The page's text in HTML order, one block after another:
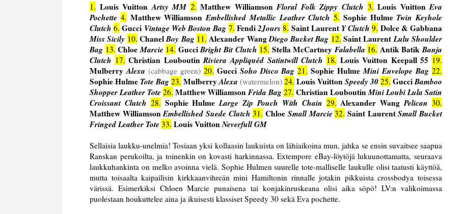
1. Louis VuittonArtsy MM 2. Matthew WilliamsonFloral Folk Zippy Clutch 3. Louis VuittonEva
Pochette 4. Matthew WilliamsonEmbellished Metallic Leather Clutch 5. Sophie Hulme Twin Keyhole
Clutch 6. Gucci Vintage Web Boston Bag 7. Fendi2Jours 8. Saint Laurent Y Clutch 9. Dolce & Gabbana
Miss Sicily 10. ChanelBoy Bag 11. Alexander WangDiego Bucket Bag 12. Saint LaurentLulu Shoulder
Bag 13. ChloeMarcie 14. GucciBright Bit Clutch 15. Stella McCartney Falabella 16. Antik BatikBanja
Clutch 17. Christian LouboutinRiviera Appliquéd Satintwill Clutch 18. Louis Vuitton Keepall 55 19.
MulberryAlexa (cabbage green) 20. Gucci Soho Disco Bag 21. Sophie HulmeMini Envelope Bag 22.
Sophie Hulme Tote Bag 23. MulberryAlexa (watermelon) 24. Louis VuittonSpeedy 30 25. GucciBamboo
Shopper Leather Tote 26. Matthew WilliamsonFrida Bag 27. Christian LouboutinMini Loubi Lula Satin
Croissant Clutch 28. Sophie HulmeLarge Zip Pouch With Chain 29. Alexander WangPelican 30.
Matthew WilliamsonEmbellished Suede Clutch 31. Chloe Small Marcie 32. Saint LaurentSmall Bucket
Fringed Leather Tote 33. Louis VuittonNeverfull GM
Sellaisia laukku-unelmia! Tosiaan yksi kollaasin laukuista on lähiaikoina mun, jahka se ensin suvaitsee saapua
Ranskan perukoilta, ja toinenkin on kovasti harkinnassa. Extempore eBay-löytöjä lukuunottamatta, seuraava
laukkuhankinta on melko avoinna vielä. Sophie Hulmen suurelle tote-malliselle laukulle olisi taatusti käyttöä,
mutta toisaalta kaipailisin kirkkaanvihreän mini Hamiltonin rinnalle jotakin pikkuista crossbodya toisessa
värissä. Esimerkiksi Chloen Marcie punaisena tai konjakinruskeana olisi aika söpö! LV:n valikoimassa
puolestaan houkuttelee aina ja ikuisesti klassiset Speedy 30 sekä Eva pochette.